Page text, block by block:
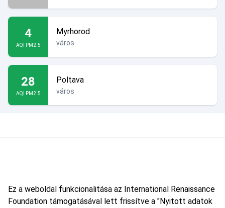
4
AQI PM2.5
Myrhorod
város
28
AQI PM2.5
Poltava
város
Ez a weboldal funkcionalitása az International Renaissance
Foundation támogatásával lett frissítve a "Nyitott adatok